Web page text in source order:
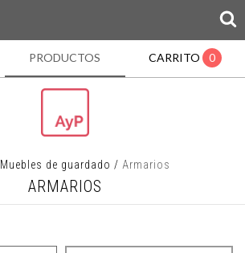
PRODUCTOS CARRITO 0
Muebles de guardado / Armarios
ARMARIOS